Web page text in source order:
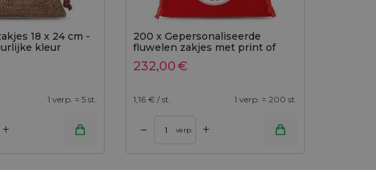
18 x 24 cm -
kleur
1 verp. = 5 st.
+
200 x Gepersonaliseerde
fluwelen zakjes met print of
232,00€
1,16 € / st. 1 verp. = 200 st.
– verp. +